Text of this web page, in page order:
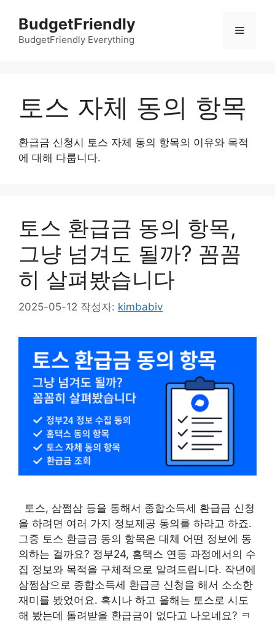
BudgetFriendly
BudgetFriendly Everything
메
토스 자체 동의 항목
환급금 신청시 토스 자체 동의 항목의 이유와 목적
에 대해 다룹니다.
토스 환급금 동의 항목,
그냥 넘겨도 될까? 꼼꼼
히 살펴봤습니다
2025-05-12 작성자: kimbabiv
토스, 삼쩜삼 등을 통해서 종합소득세 환급금 신청
을 하려면 여러 가지 정보제공 동의를 하라고 하죠.
그중 토스 환급금 동의 항목은 대체 어떤 정보에 동
의하는 걸까요? 정부24, 홈택스 연동 과정에서의 수
집 정보와 목적을 구체적으로 알려드립니다. 작년에
삼쩜삼으로 종합소득세 환급금 신청을 해서 소소한
재미를 봤었어요. 혹시나 하고 올해는 토스로 시도
해 봤는데 돌려받을 환급금이 없다고 나오네요? ㅋ